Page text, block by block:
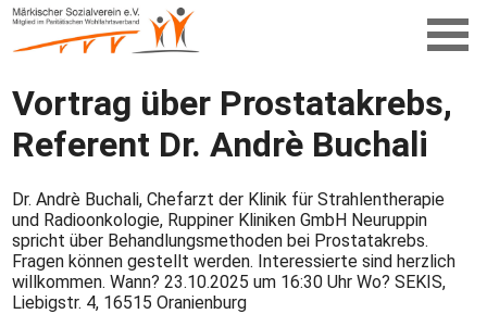
Vortrag über Prostatakrebs,
Referent Dr. Andrè Buchali
Dr. Andrè Buchali, Chefarzt der Klinik für Strahlentherapie
und Radioonkologie, Ruppiner Kliniken GmbH Neuruppin
spricht über Behandlungsmethoden bei Prostatakrebs.
Fragen können gestellt werden. Interessierte sind herzlich
willkommen. Wann? 23.10.2025 um 16:30 Uhr Wo? SEKIS,
Liebigstr. 4, 16515 Oranienburg